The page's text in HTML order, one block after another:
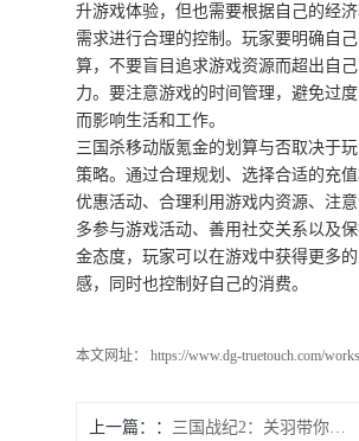
升游戏体验，但也需要根据自己的经
需求进行合理的控制。玩家要明确自
算，不要盲目追求游戏资源而超出自
力。要注意游戏的时间管理，避免过
而影响生活和工作。
三国杀移动版氪金的划算与否取决于
策略。通过合理规划、选择合适的充
优惠活动、合理利用游戏内资源、注意
多参与游戏活动、善用社交关系以及
金态度，玩家可以在游戏中获得更多
感，同时也控制好自己的消费。
本文网址： https://www.dg-truetouch.com/
上一篇： 三国战纪2：关羽带你探寻武器库的进入技巧